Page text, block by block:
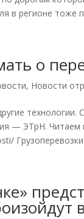
в регионе тоже
о
, Новости
— ЭТрН.
Грузоперевозки